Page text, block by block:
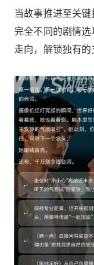
当故事推进至关
完全不同的剧情
走向，解锁独有的